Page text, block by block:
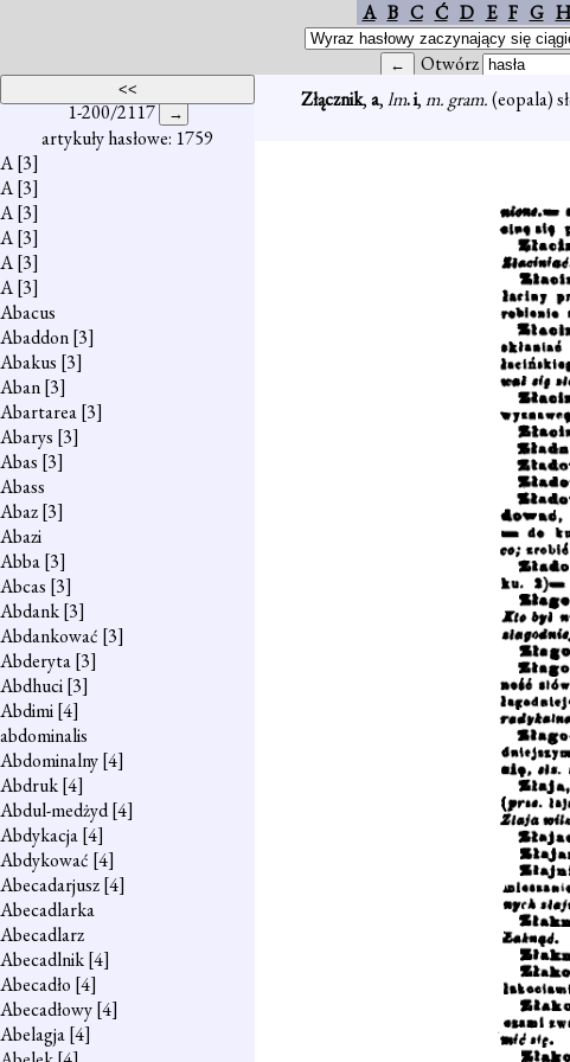
A B C Ć D E F G H
Otwórz
1-200/2117
artykuły hasłowe: 1759
A[3]
A[3]
A[3]
A[3]
A[3]
A[3]
Abacus
Abaddon[3]
Abakus [3]
Aban[3]
Abartarea[3]
Abarys [3]
Abas [3]
Abass
Abaz[3]
Abazi
Abba[3]
Abcas [3]
Abdank[3]
Abdankować [3]
Abderyta[3]
Abdhuci[3]
Abdimi[4]
abdominalis
Abdominalny[4]
Abdruk[4]
Abdul-medżyd[4]
Abdykacja[4]
Abdykować [4]
Abecadarjusz[4]
Abecadlarka
Abecadlarz
Abecadlnik[4]
Abecadło [4]
Abecadłowy[4]
Abelagja[4]
Złącznik,a,lm. i,m. gram.(eopala)